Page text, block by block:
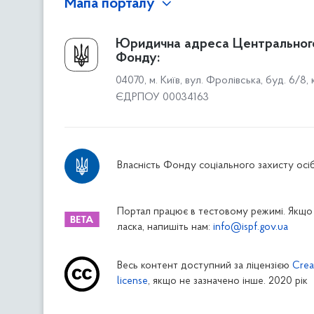
Мапа порталу
Про Фонд
Керівництво
Структура Фонду
Територіальні відділення
Дніпропетровське відділення
Житомирське відділення
Закарпатське відділення
Запорізьке відділення
Івано-Франківське відділення
Юридична адреса
Фонду:
04070, м. Київ, вул. Фролівська, буд. 6/8,
ЄДРПОУ 00034163
Власність Фонду соціального захисту осіб
Портал працює в тестовому режимі. Якщо
ласка, напишіть нам: info@ispf.gov.ua
Весь контент доступний за ліцензією
license, якщо не зазначено інше. 2020 рік